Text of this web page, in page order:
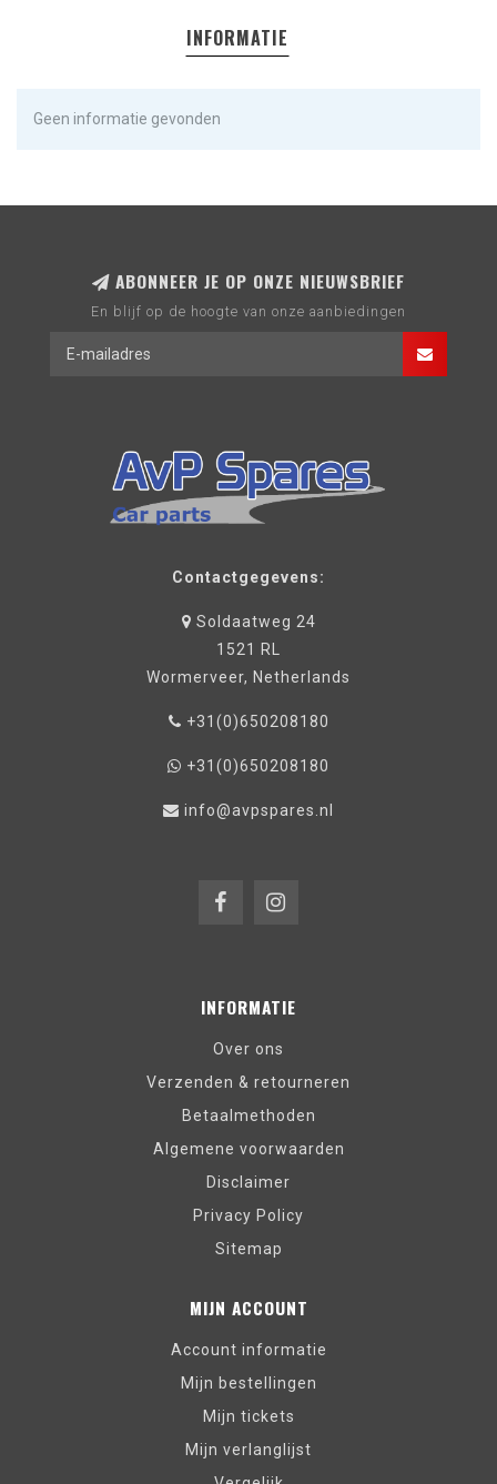
INFORMATIE
Geen informatie gevonden
ABONNEER JE OP ONZE NIEUWSBRIEF
En blijf op de hoogte van onze aanbiedingen
Contactgegevens:
Soldaatweg 24
1521 RL
Wormerveer, Netherlands
+31(0)650208180
+31(0)650208180
info@avpspares.nl
INFORMATIE
Over ons
Verzenden & retourneren
Betaalmethoden
Algemene voorwaarden
Disclaimer
Privacy Policy
Sitemap
MIJN ACCOUNT
Account informatie
Mijn bestellingen
Mijn tickets
Mijn verlanglijst